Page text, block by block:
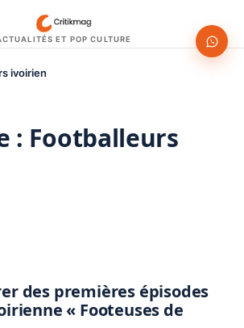
ET POP CULTURE
ivoirien
: Footballeurs
des premières épisodes
« Footeuses de